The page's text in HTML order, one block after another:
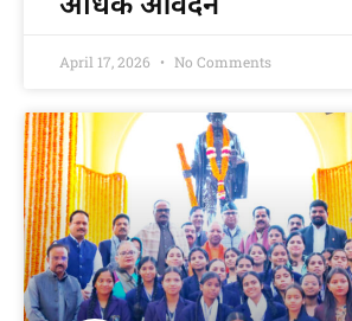
April 17, 2026 No Comments